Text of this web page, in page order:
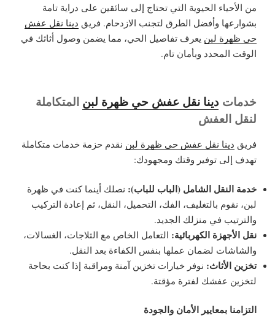
من الأحياء الحيوية التي تحتاج إلى سائقين على دراية تامة
بشوارعها وأفضل الطرق لتجنب الازدحام. فريق دينا نقل عفش
حي ظهرة لبن يعرف تفاصيل الحي، مما يضمن وصول أثاثك في
الوقت المحدد وبأمان تام.
خدمات دينا نقل عفش حي ظهرة لبن المتكاملة
لنقل العفش
فريق دينا نقل عفش حي ظهرة لبن نقدم حزمة خدمات متكاملة
تهدف إلى توفير وقتك ومجهودك:
خدمة النقل الشامل (الباب للباب): نصلك أينما كنت في ظهرة
لبن، نقوم بالتغليف، الفك، التحميل، النقل، ثم إعادة التركيب
والترتيب في منزلك الجديد.
نقل الأجهزة الكهربائية: التعامل الخاص مع الثلاجات، الغسالات،
والشاشات لضمان عملها بنفس الكفاءة بعد النقل.
تخزين الأثاث: نوفر خيارات تخزين آمنة ومراقبة إذا كنت بحاجة
لتخزين عفشك لفترة مؤقتة.
التزامنا بمعايير الأمان والجودة